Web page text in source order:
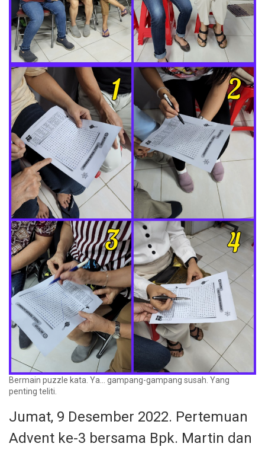
Bermain puzzle kata. Ya… gampang-gampang susah. Yang
penting teliti.
Jumat, 9 Desember 2022. Pertemuan
Advent ke-3 bersama Bpk. Martin dan